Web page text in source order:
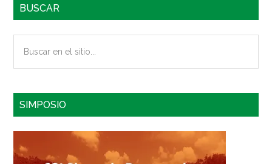
BUSCAR
SIMPOSIO